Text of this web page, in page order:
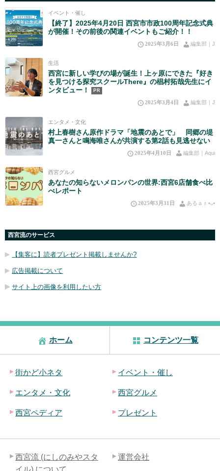
イベント・催し
【終了】2025年4月20日 西宮市市政100周年記念式典
が開催！その前後の関連イベントもご紹介！！
2025年3月6日 編集部｜J
生活
西宮に新しい学びの場が誕生！上ヶ原にできた『好き
を見つける探究スクールThere』の椙村拓哉先生にイ
ンタビュー！
PR
2025年3月4日 編集部｜J
エンタメ・文化
村上春樹さん原作ドラマ「地震のあとで」 同郷の堤
真一さんと鳴海唯さんが共演する第2話も見逃せない
2025年4月10日 編集部｜Aqui
西宮グルメ
あなたの知らないメロンパンの世界:西宮6店舗食べ比
べレポート
2025年3月31日 あるａｒ•⁠ᴗ⁠•⁠
西宮流のサービス
【集客に】読者プレゼント掲載しませんか?
広告掲載について
サイト上の画像を利用したい方
ホーム コンテンツ一覧
街かど小ネタ イベント・催し
エンタメ・文化 西宮グルメ
西宮ペディア プレゼント
西宮流 (にしのみやスタ
運営会社